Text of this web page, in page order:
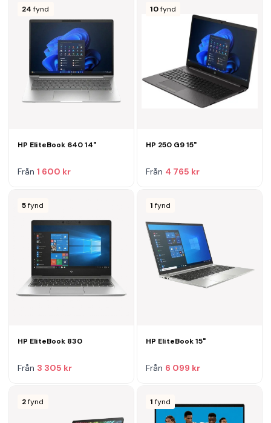
24 fynd
HP EliteBook 640 14"
Från 1 600 kr
10 fynd
HP 250 G9 15"
Från 4 765 kr
5 fynd
HP EliteBook 830
Från 3 305 kr
1 fynd
HP EliteBook 15"
Från 6 099 kr
2 fynd 1 fynd